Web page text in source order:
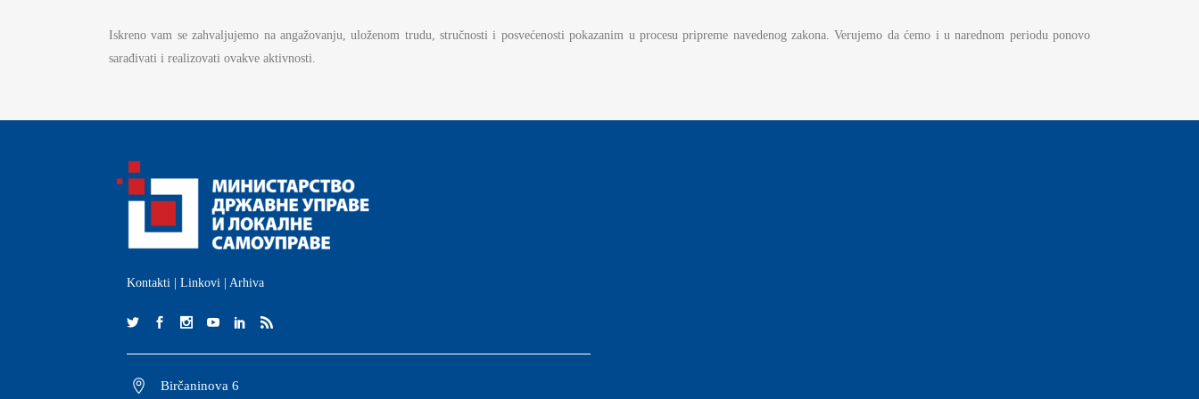
INFORMATOR O RADU
Iskreno vam se zahvaljujemo na angažovanju, uloženom trudu, stručnosti i posvećenosti pokazanim u procesu pripreme navedenog zakona. Verujemo da ćemo i u narednom periodu ponovo
sarađivati i realizovati ovakve aktivnosti.
Kontakti Linkovi Arhiva
Birčaninova 6